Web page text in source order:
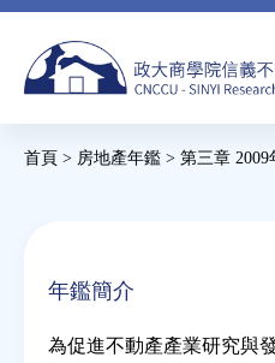
Jump
navigation
表
搜
焦點
這
首頁 > 房地產年鑑 > 第三章
年鑑簡介
為促進不動產產業研究與